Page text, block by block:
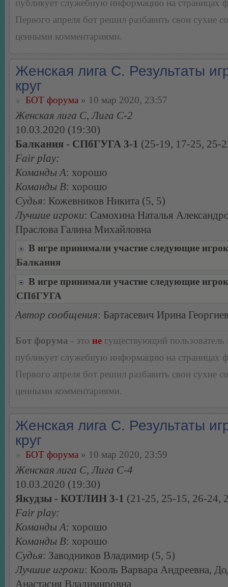
публикует служебную информацию на страницах
Первого апреля бот решил разбавить свои сухие
ценными комментариями.
Женская лига С. Результаты
круг
БОТ форума » 10 мар 2020, 23:57
Женская лига С, Лига С-2
10.03.2020 (19:30)
Балкания - СПбГУГА 3-1 (25-19, 17-25, 25-
Fair play:
Команды А: хорошо
Команды В: хорошо
Судья: Кожевников Никита (5, 5)
Лучшие игроки: Самохина Наталья
Праслова Галина Михайловна
В игре принимали участие следующие
Балкания
В игре принимали участие следующие
СПбГУГА
Автор сообщения: Бартасевич Ирина
Бот форума - это не существующий пользователь
публикует служебную информацию на страницах
Первого апреля бот решил разбавить свои сухие
ценными комментариями.
Женская лига С. Результаты
круг
БОТ форума » 10 мар 2020, 23:59
Женская лига С, Лига С-4
10.03.2020 (19:30)
Якудзы - КОТЛИН 3-1 (21-25, 25-15, 26-24,
Fair play:
Команды А: хорошо
Команды В: хорошо
Судья: Заводников Владимир (5, 5)
Лучшие игроки: Кооль Варвара Андреевна,
Анастасия Владимировна